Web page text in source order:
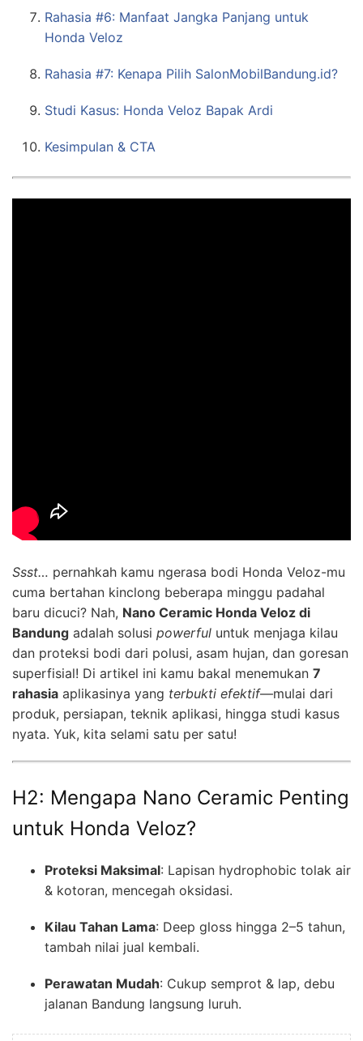
Rahasia #6: Manfaat Jangka Panjang untuk
Honda Veloz
Rahasia #7: Kenapa Pilih SalonMobilBandung.id?
Studi Kasus: Honda Veloz Bapak Ardi
Kesimpulan & CTA
Ssst… pernahkah kamu ngerasa bodi Honda Veloz-mu
cuma bertahan kinclong beberapa minggu padahal
baru dicuci? Nah, Nano Ceramic Honda Veloz di
Bandung adalah solusi powerful untuk menjaga kilau
dan proteksi bodi dari polusi, asam hujan, dan goresan
superfisial! Di artikel ini kamu bakal menemukan 7
rahasia aplikasinya yang terbukti efektif—mulai dari
produk, persiapan, teknik aplikasi, hingga studi kasus
nyata. Yuk, kita selami satu per satu!
H2: Mengapa Nano Ceramic Penting
untuk Honda Veloz?
Proteksi Maksimal: Lapisan hydrophobic tolak air
& kotoran, mencegah oksidasi.
Kilau Tahan Lama: Deep gloss hingga 2–5 tahun,
tambah nilai jual kembali.
Perawatan Mudah: Cukup semprot & lap, debu
jalanan Bandung langsung luruh.